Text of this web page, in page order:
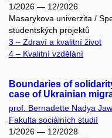
1/2026 — 12/2026
Masarykova univerzita /
studentských projektů
3 – Zdraví a kvalitní život
4 – Kvalitní vzdělání
Boundaries of
case of Ukrainian
prof. Bernadette Nadya
Fakulta sociálních studií
1/2026 — 12/2028